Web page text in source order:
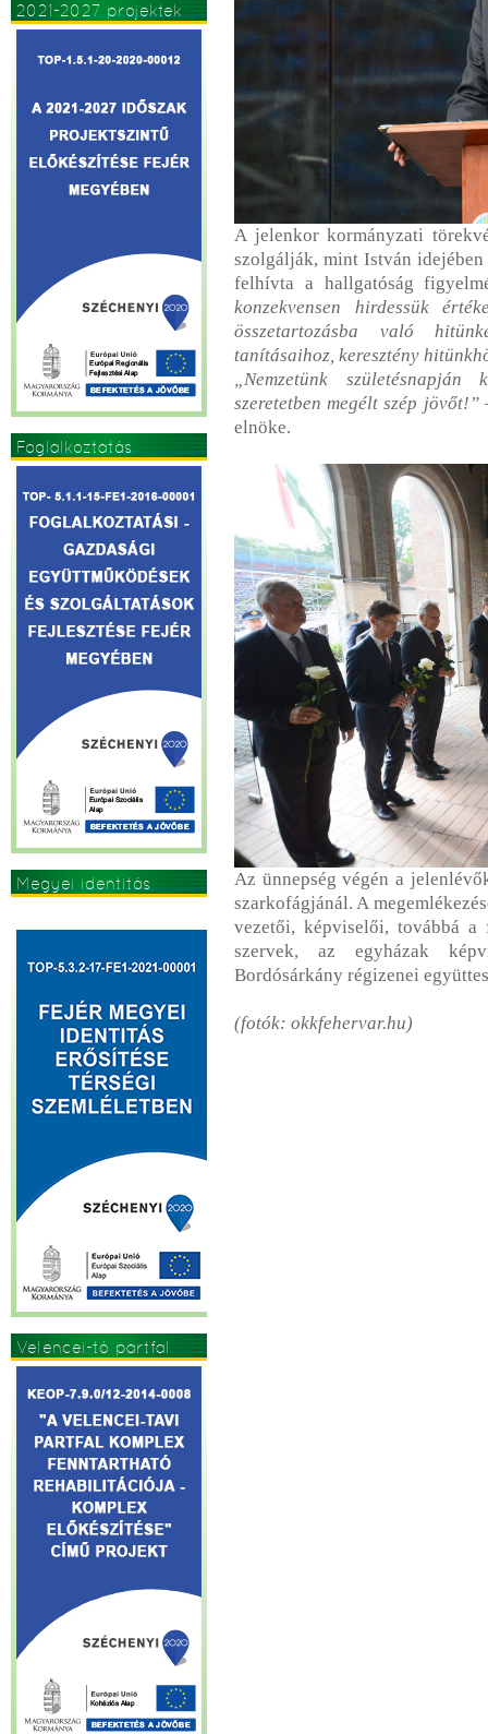
2021-2027 projektek
Foglalkoztatás
Megyei identitás
Velencei-tó partfal
A jelenkor kormányzati
szolgálják, mint István
felhívta a hallgatóság
konzekvensen hirdessük
összetartozásba való
tanításaihoz, keresztény
„Nemzetünk
szeretetben megélt szép jövőt!”
elnöke.
Az ünnepség végén a
szarkofágjánál. A
vezetői, képviselői, továbbá a
szervek, az egyházak
Bordósárkány régizenei
(fotók: okkfehervar.hu)